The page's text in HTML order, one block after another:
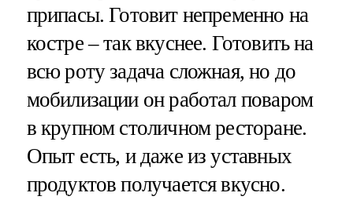
припасы. Готовит непременно на
костре – так вкуснее. Готовить на
всю роту задача сложная, но до
мобилизации он работал поваром
в крупном столичном ресторане.
Опыт есть, и даже из уставных
продуктов получается вкусно.